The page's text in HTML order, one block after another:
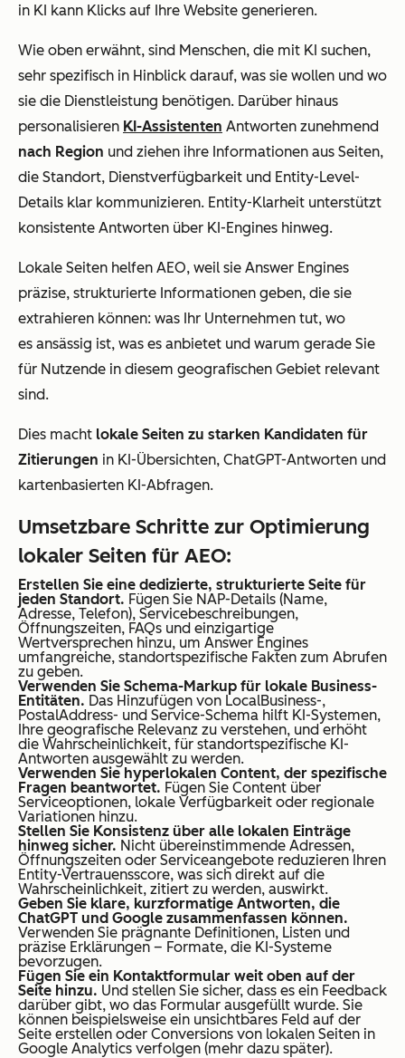
in KI kann Klicks auf Ihre Website generieren.
Wie oben erwähnt, sind Menschen, die mit KI suchen,
sehr spezifisch in Hinblick darauf, was sie wollen und wo
sie die Dienstleistung benötigen. Darüber hinaus
personalisieren KI-Assistenten Antworten zunehmend
nach Region und ziehen ihre Informationen aus Seiten,
die Standort, Dienstverfügbarkeit und Entity-Level-
Details klar kommunizieren. Entity-Klarheit unterstützt
konsistente Antworten über KI-Engines hinweg.
Lokale Seiten helfen AEO, weil sie Answer Engines
präzise, strukturierte Informationen geben, die sie
extrahieren können: was Ihr Unternehmen tut, wo
es ansässig ist, was es anbietet und warum gerade Sie
für Nutzende in diesem geografischen Gebiet relevant
sind.
Dies macht lokale Seiten zu starken Kandidaten für
Zitierungen in KI-Übersichten, ChatGPT-Antworten und
kartenbasierten KI-Abfragen.
Umsetzbare Schritte zur Optimierung
lokaler Seiten für AEO:
Erstellen Sie eine dedizierte, strukturierte Seite für
jeden Standort. Fügen Sie NAP-Details (Name,
Adresse, Telefon), Servicebeschreibungen,
Öffnungszeiten, FAQs und einzigartige
Wertversprechen hinzu, um Answer Engines
umfangreiche, standortspezifische Fakten zum Abrufen
zu geben.
Verwenden Sie Schema-Markup für lokale Business-
Entitäten. Das Hinzufügen von LocalBusiness-,
PostalAddress- und Service-Schema hilft KI-Systemen,
Ihre geografische Relevanz zu verstehen, und erhöht
die Wahrscheinlichkeit, für standortspezifische KI-
Antworten ausgewählt zu werden.
Verwenden Sie hyperlokalen Content, der spezifische
Fragen beantwortet. Fügen Sie Content über
Serviceoptionen, lokale Verfügbarkeit oder regionale
Variationen hinzu.
Stellen Sie Konsistenz über alle lokalen Einträge
hinweg sicher. Nicht übereinstimmende Adressen,
Öffnungszeiten oder Serviceangebote reduzieren Ihren
Entity-Vertrauensscore, was sich direkt auf die
Wahrscheinlichkeit, zitiert zu werden, auswirkt.
Geben Sie klare, kurzformatige Antworten, die
ChatGPT und Google zusammenfassen können.
Verwenden Sie prägnante Definitionen, Listen und
präzise Erklärungen – Formate, die KI-Systeme
bevorzugen.
Fügen Sie ein Kontaktformular weit oben auf der
Seite hinzu. Und stellen Sie sicher, dass es ein Feedback
darüber gibt, wo das Formular ausgefüllt wurde. Sie
können beispielsweise ein unsichtbares Feld auf der
Seite erstellen oder Conversions von lokalen Seiten in
Google Analytics verfolgen (mehr dazu später).